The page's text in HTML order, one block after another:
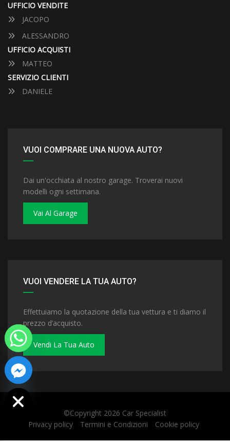
UFFICIO VENDITE
JACOPO
ALESSANDRO
UFFICIO ACQUISTI
MATTEO
SERVIZIO CLIENTI
DANIELE
VUOI COMPRARE UNA NUOVA AUTO?
Dai un'occhiata al nostro garage. Troverai nuovi
modelli ogni settimana.
Vai Al Garage
VUOI VENDERE LA TUA AUTO?
Effettuiamo la quotazione della tua vettura e ti diamo il
prezzo d’acquisto.
Vendi La Tua Auto
©Copyright 2026 Car Specialist
Privacy policy
Termini e Condizioni Cookie policy